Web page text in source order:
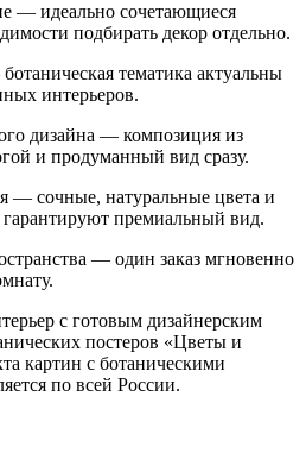
— идеально сочетающиеся
подбирать декор отдельно.
тематика актуальны
интерьеров.
дизайна — композиция из
и продуманный вид сразу.
— сочные, натуральные цвета и
гарантируют премиальный вид.
— один заказ мгновенно
с готовым дизайнерским
постеров «Цветы и
картин с ботаническими
по всей России.